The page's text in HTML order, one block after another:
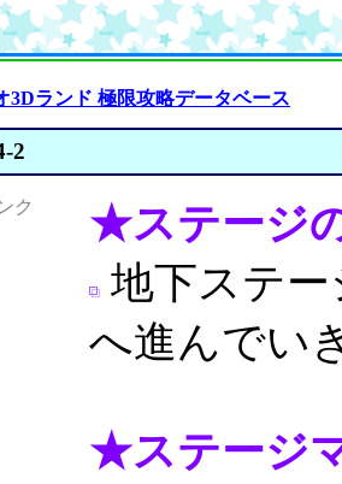
3Dランド 極限攻略データベース
2
ク
★ステージ
地下ステ
へ進んでい
★ステージ